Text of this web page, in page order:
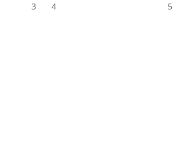
3 4 5